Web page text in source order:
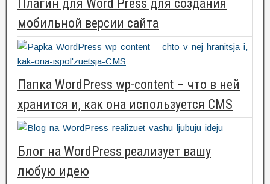
Плагин для Word Press для создания
мобильной версии сайта
Папка WordPress wp-content – что в ней
хранится и, как она используется CMS
Блог на WordPress реализует вашу
любую идею